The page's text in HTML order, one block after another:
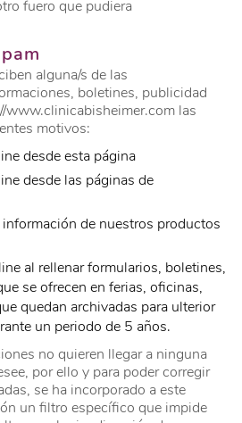
fuero que pudiera
alguna/s de las
boletines, publicidad
www.clinicabisheimer.com las
motivos:
desde esta página
desde las páginas de
de nuestros productos
al rellenar formularios, boletines,
se ofrecen en ferias, oficinas,
quedan archivadas para ulterior
un periodo de 5 años.
no quieren llegar a ninguna
por ello y para poder corregir
se ha incorporado a este
un filtro específico que impide